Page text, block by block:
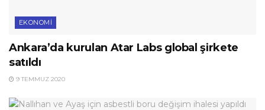
EKONOMI
Ankara’da kurulan Atar Labs global şirkete
satıldı
9 TEMMUZ 2020